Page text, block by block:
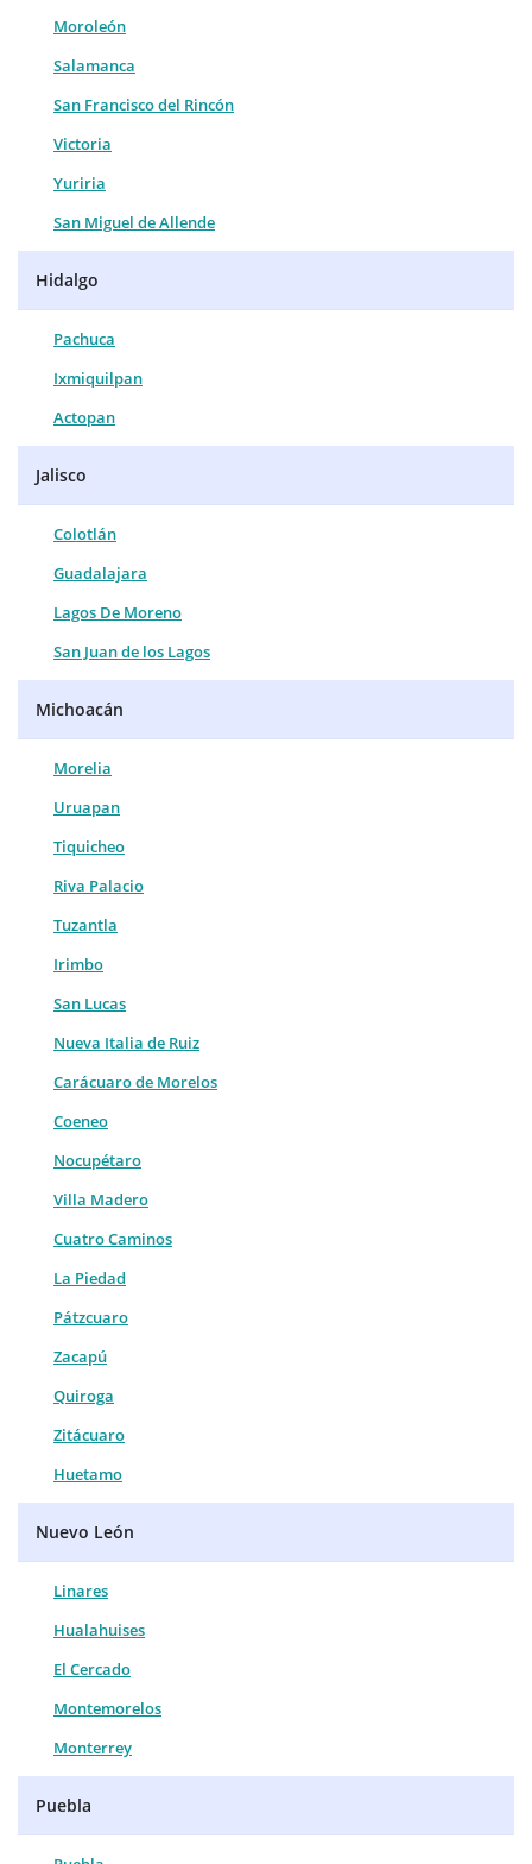
Moroleón
Salamanca
San Francisco del Rincón
Victoria
Yuriria
San Miguel de Allende
Hidalgo
Pachuca
Ixmiquilpan
Actopan
Jalisco
Colotlán
Guadalajara
Lagos De Moreno
San Juan de los Lagos
Michoacán
Morelia
Uruapan
Tiquicheo
Riva Palacio
Tuzantla
Irimbo
San Lucas
Nueva Italia de Ruiz
Carácuaro de Morelos
Coeneo
Nocupétaro
Villa Madero
Cuatro Caminos
La Piedad
Pátzcuaro
Zacapú
Quiroga
Zitácuaro
Huetamo
Nuevo León
Linares
Hualahuises
El Cercado
Montemorelos
Monterrey
Puebla